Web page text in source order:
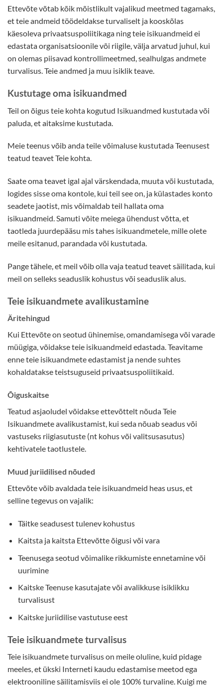
Ettevõte võtab kõik mõistlikult vajalikud meetmed tagamaks,
et teie andmeid töödeldakse turvaliselt ja kooskõlas
käesoleva privaatsuspoliitikaga ning teie isikuandmeid ei
edastata organisatsioonile või riigile, välja arvatud juhul, kui
on olemas piisavad kontrollimeetmed, sealhulgas andmete
turvalisus. Teie andmed ja muu isiklik teave.
Kustutage oma isikuandmed
Teil on õigus teie kohta kogutud Isikuandmed kustutada või
paluda, et aitaksime kustutada.
Meie teenus võib anda teile võimaluse kustutada Teenusest
teatud teavet Teie kohta.
Saate oma teavet igal ajal värskendada, muuta või kustutada,
logides sisse oma kontole, kui teil see on, ja külastades konto
seadete jaotist, mis võimaldab teil hallata oma
isikuandmeid. Samuti võite meiega ühendust võtta, et
taotleda juurdepääsu mis tahes isikuandmetele, mille olete
meile esitanud, parandada või kustutada.
Pange tähele, et meil võib olla vaja teatud teavet säilitada, kui
meil on selleks seaduslik kohustus või seaduslik alus.
Teie isikuandmete avalikustamine
Äritehingud
Kui Ettevõte on seotud ühinemise, omandamisega või varade
müügiga, võidakse teie isikuandmeid edastada. Teavitame
enne teie isikuandmete edastamist ja nende suhtes
kohaldatakse teistsuguseid privaatsuspoliitikaid.
Õiguskaitse
Teatud asjaoludel võidakse ettevõttelt nõuda Teie
Isikuandmete avalikustamist, kui seda nõuab seadus või
vastuseks riigiasutuste (nt kohus või valitsusasutus)
kehtivatele taotlustele.
Muud juriidilised nõuded
Ettevõte võib avaldada teie isikuandmeid heas usus, et
selline tegevus on vajalik:
Täitke seadusest tulenev kohustus
Kaitsta ja kaitsta Ettevõtte õigusi või vara
Teenusega seotud võimalike rikkumiste ennetamine või
uurimine
Kaitske Teenuse kasutajate või avalikkuse isiklikku
turvalisust
Kaitske juriidilise vastutuse eest
Teie isikuandmete turvalisus
Teie isikuandmete turvalisus on meile oluline, kuid pidage
meeles, et ükski Interneti kaudu edastamise meetod ega
elektrooniline säilitamisviis ei ole 100% turvaline. Kuigi me